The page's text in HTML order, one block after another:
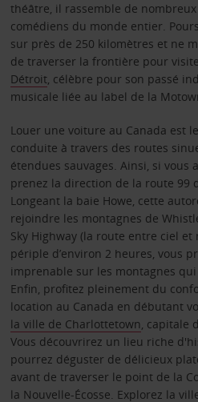
théâtre, il rassemble de
comédiens du monde entier.
sur près de 250 kilomètres et ne
de traverser la frontière pour
Détroit, célèbre pour son passé
musicale liée au label de la
Louer une voiture au Canada est
conduite à travers des routes
étendues sauvages. Ainsi, si vous
prenez la direction de la route 99
Longeant la baie Howe, cette
rejoindre les montagnes de
Sky Highway (la route entre ciel et
périple d’environ 2 heures, vous
imprenable sur les montagnes
Enfin, profitez pleinement du
location au Canada en débutant
la ville de Charlottetown, capitale
Vous découvrirez un lieu riche
pourrez déguster de délicieux
avant de traverser le point de la
la Nouvelle-Écosse. Explorez la